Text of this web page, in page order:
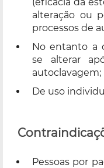
alteração ou
processos de
No entanto a
se alterar
autoclavagem;
De uso
Pessoas por